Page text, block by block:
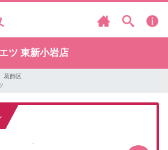
ツ 東新小岩店
葛飾区